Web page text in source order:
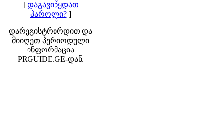
[ დაგავიწყდათ
პაროლი?]
დარეგისტრირდით და
მიიღეთ პერიოდული
ინფორმაცია
PRGUIDE.GE-დან.